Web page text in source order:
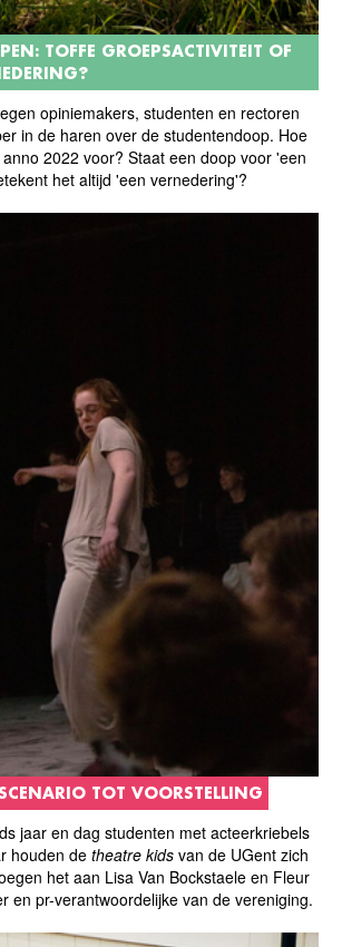
TOFFE GROEPSACTIVITEIT OF
opiniemakers, studenten en rectoren
in de haren over de studentendoop. Hoe
2022 voor? Staat een doop voor 'een
het altijd 'een vernedering'?
TOT VOORSTELLING
jaar en dag studenten met acteerkriebels
houden de theatre kids van de UGent zich
het aan Lisa Van Bockstaele en Fleur
en pr-verantwoordelijke van de vereniging.